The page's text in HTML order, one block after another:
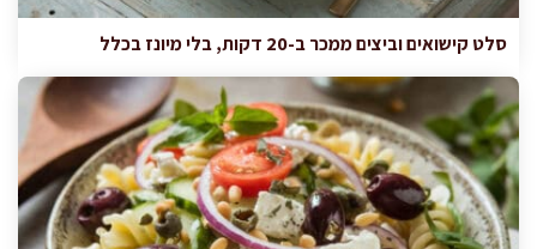
סלט קישואים וביצים ממכר ב-20 דקות, בלי מיונז בכלל